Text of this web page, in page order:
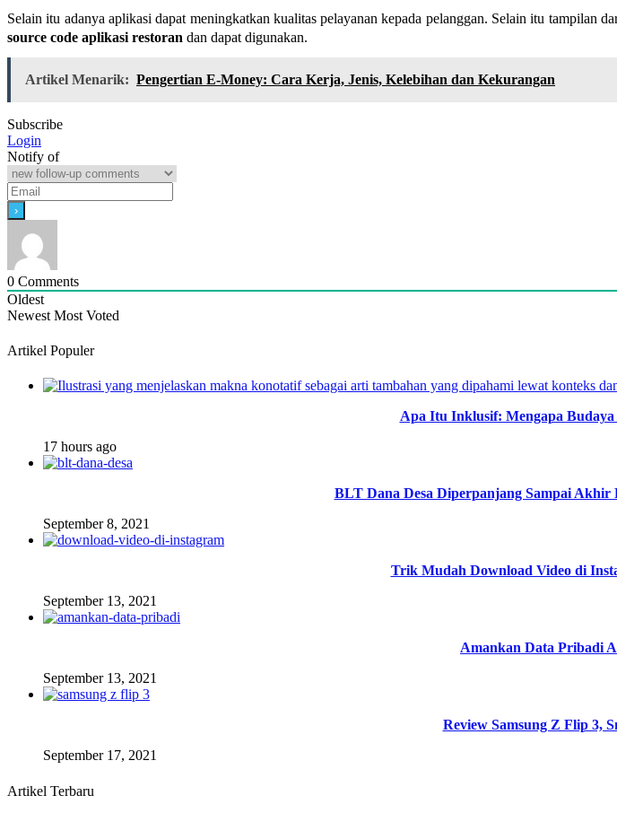
Selain itu adanya aplikasi dapat meningkatkan kualitas pelayanan kepada pelanggan. Selain itu tampilan
source code aplikasi restoran dan dapat digunakan.
Artikel Menarik: Pengertian E-Money: Cara Kerja, Jenis, Kelebihan dan Kekurangan
Subscribe
Login
Notify of
0 Comments
Oldest
Newest Most Voted
Artikel Populer
Apa Itu Inklusif: Mengapa
17 hours ago
BLT Dana Desa Diperpanjang Sampai
September 8, 2021
Trik Mudah Download Video di
September 13, 2021
Amankan Data Pribadi
September 13, 2021
Review Samsung Z Flip 3,
September 17, 2021
Artikel Terbaru